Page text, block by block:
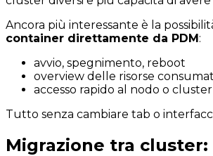
Ancora più interessante è la
container direttamente da PDM:
avvio, spegnimento, reboot
overview delle risorse
accesso rapido al nodo o
Tutto senza cambiare tab o
Migrazione tra